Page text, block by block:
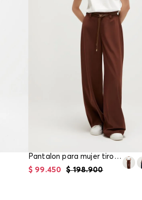
Pantalon para mujer tiro alto palazo
$ 198.900
$ 99.450